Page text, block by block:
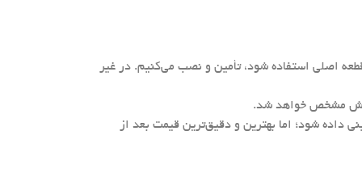
اصلی استفاده شود، تأمین و نصب می‌کنیم. در غیر
شود؛ اما بهترین و دقیق‌ترین قیمت بعد از